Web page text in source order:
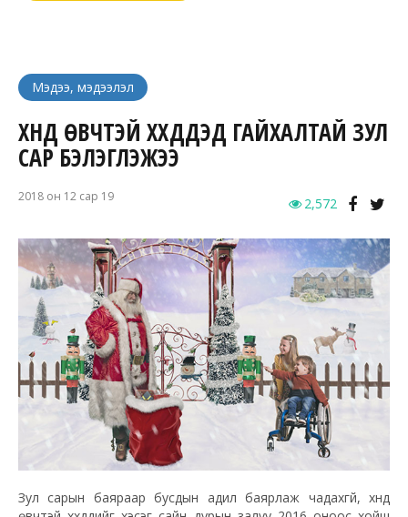
Мэдээ, мэдээлэл
ХҮНД ӨВЧТЭЙ ХҮҮХДҮҮДЭД ГАЙХАЛТАЙ ЗУЛ
САР БЭЛЭГЛЭЖЭЭ
2018 он 12 сар 19 2,572
Зул сарын баяраар бусдын адил баярлаж чадахгүй, хүнд